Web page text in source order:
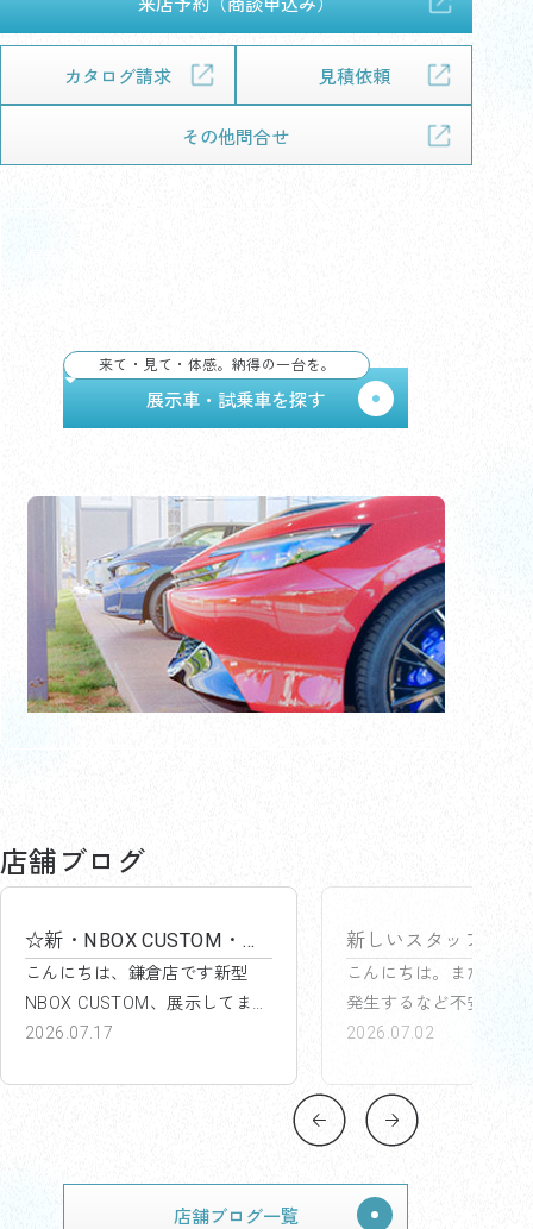
カタログ請求 見積依頼
その他問合せ
来て・見て・体感。納得の一台を。
展示車・試乗車を探す
店舗ブログ
鎌倉店
☆新・NBOX CUSTOM・・☆...
こんにちは、鎌倉店です新型
NBOX CUSTOM、展示してます
😍😍&...
2026.07.17
こんにちは。またダブ
発生するなど不安定な
いていますがそんな中
2026.07.02
店舗ブログ一覧